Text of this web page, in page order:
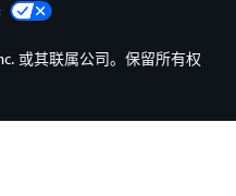
或其联属公司。保留所有权